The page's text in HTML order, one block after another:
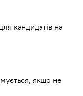
кандидатів на
якщо не